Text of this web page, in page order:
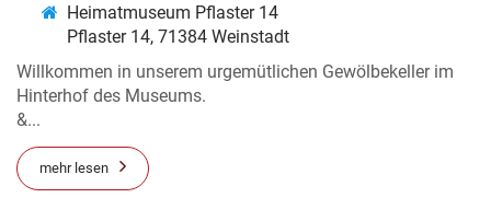
Heimatmuseum Pflaster 14
Pflaster 14, 71384 Weinstadt
Willkommen in unserem urgemütlichen Gewölbekeller im
Hinterhof des Museums.
&...
mehr lesen